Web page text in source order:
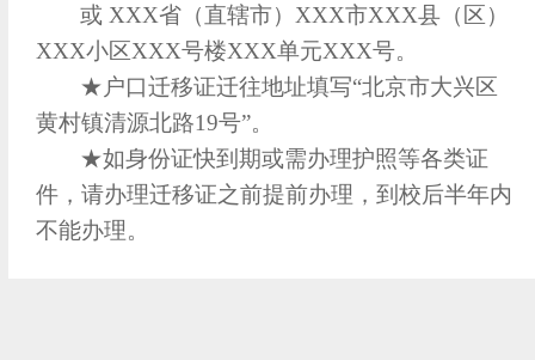
或 XXX省（直辖市）XXX市XXX县（区）
XXX小区XXX号楼XXX单元XXX号。
★户口迁移证迁往地址填写“北京市大兴区
黄村镇清源北路19号”。
★如身份证快到期或需办理护照等各类证
件，请办理迁移证之前提前办理，到校后半年内
不能办理。